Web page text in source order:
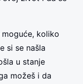
koliko
si se našla
u stanje
možeš i da